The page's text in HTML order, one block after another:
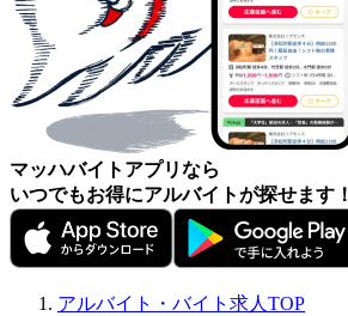
マッハバイトアプリなら
いつでもお得にアルバイトが探せます！
アルバイト・バイト求人TOP